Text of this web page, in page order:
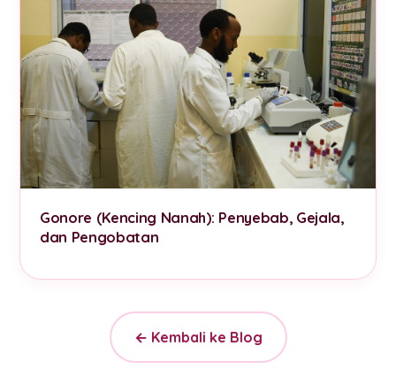
Gonore (Kencing Nanah): Penyebab, Gejala,
dan Pengobatan
← Kembali ke Blog